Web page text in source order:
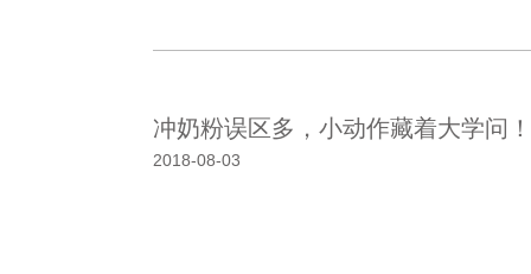
冲奶粉误区多，小动作藏着大学问！
2018-08-03